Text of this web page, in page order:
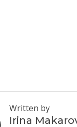
Written by
Irina